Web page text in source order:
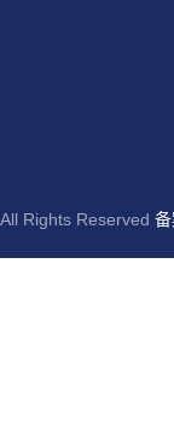
Rights Reserved